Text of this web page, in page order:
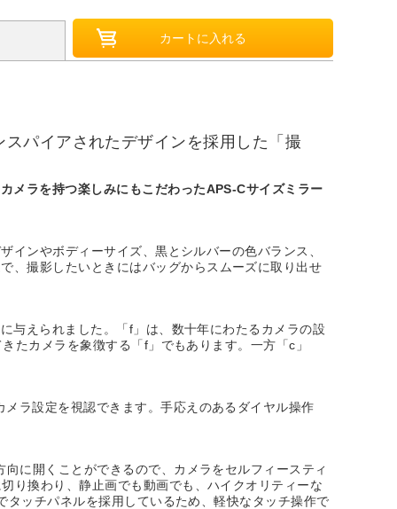
パイアされたデザインを採用した「撮
メラを持つ楽しみにもこだわったAPS-Cサイズミラー
ンやボディーサイズ、黒とシルバーの色バランス、
、撮影したいときにはバッグからスムーズに取り出せ
与えられました。「f」は、数十年にわたるカメラの設
たカメラを象徴する「f」でもあります。一方「c」
ラ設定を視認できます。手応えのあるダイヤル操作
に開くことができるので、カメラをセルフィースティ
り換わり、静止画でも動画でも、ハイクオリティーな
ッチパネルを採用しているため、軽快なタッチ操作で